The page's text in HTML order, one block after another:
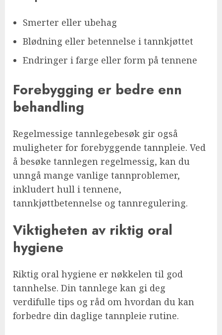
Smerter eller ubehag
Blødning eller betennelse i tannkjøttet
Endringer i farge eller form på tennene
Forebygging er bedre enn
behandling
Regelmessige tannlegebesøk gir også
muligheter for forebyggende tannpleie. Ved
å besøke tannlegen regelmessig, kan du
unngå mange vanlige tannproblemer,
inkludert hull i tennene,
tannkjøttbetennelse og tannregulering.
Viktigheten av riktig oral
hygiene
Riktig oral hygiene er nøkkelen til god
tannhelse. Din tannlege kan gi deg
verdifulle tips og råd om hvordan du kan
forbedre din daglige tannpleie rutine.